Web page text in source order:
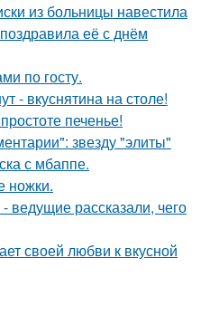
из больницы навестила
её с днём
по госту.
- вкуснятина на столе!
печенье!
звезду "элиты"
с мбаппе.
ножки.
рассказали, чего
своей любви к вкусной